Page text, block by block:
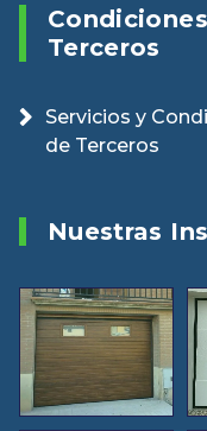
Terceros
Servicios y
de Terceros
Nuestras